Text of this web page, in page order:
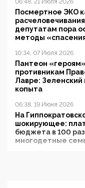
06:48, 21 Июля 2026
Посмертное ЭКО
депутатам пора
методы
10:34, 07 Июля 2026
Пантеон
противникам
Лавре: Зеленский
копыта
06:38, 19 Июня 2026
На
шокирующее:
бюджета в 100
многодетные